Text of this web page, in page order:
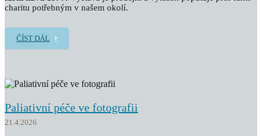
charitu potřebným v našem okolí.
ČÍST DÁL
Paliativní péče ve fotografii
21.4.2026